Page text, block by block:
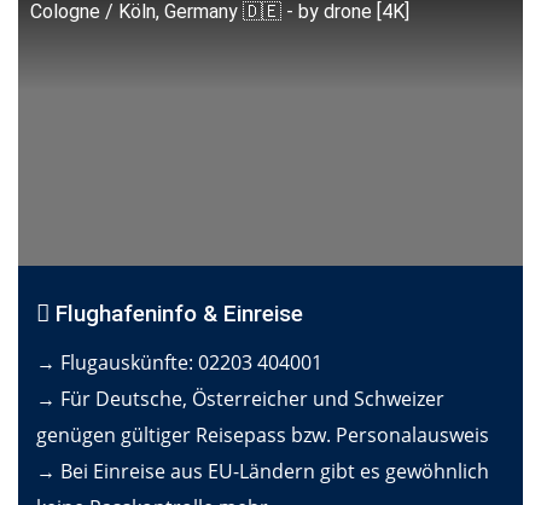
Cologne / Köln, Germany 🇩🇪 - by drone [4K]
Flughafeninfo & Einreise
→ Flugauskünfte: 02203 404001
→ Für Deutsche, Österreicher und Schweizer
genügen gültiger Reisepass bzw. Personalausweis
→ Bei Einreise aus EU-Ländern gibt es gewöhnlich